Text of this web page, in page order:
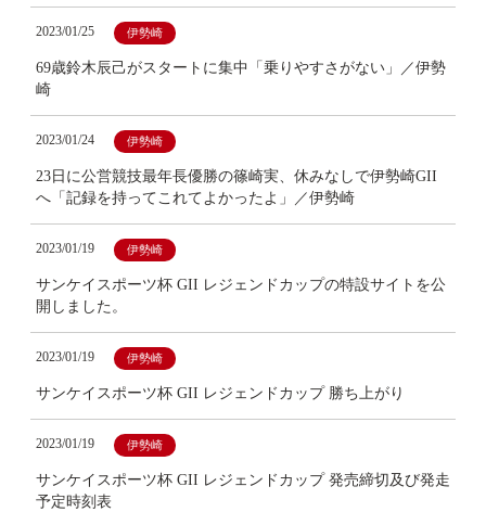
2023/01/25 伊勢崎
69歳鈴木辰己がスタートに集中「乗りやすさがない」／伊勢
崎
2023/01/24 伊勢崎
23日に公営競技最年長優勝の篠崎実、休みなしで伊勢崎GII
へ「記録を持ってこれてよかったよ」／伊勢崎
2023/01/19 伊勢崎
サンケイスポーツ杯 GII レジェンドカップの特設サイトを公
開しました。
2023/01/19 伊勢崎
サンケイスポーツ杯 GII レジェンドカップ 勝ち上がり
2023/01/19 伊勢崎
サンケイスポーツ杯 GII レジェンドカップ 発売締切及び発走
予定時刻表